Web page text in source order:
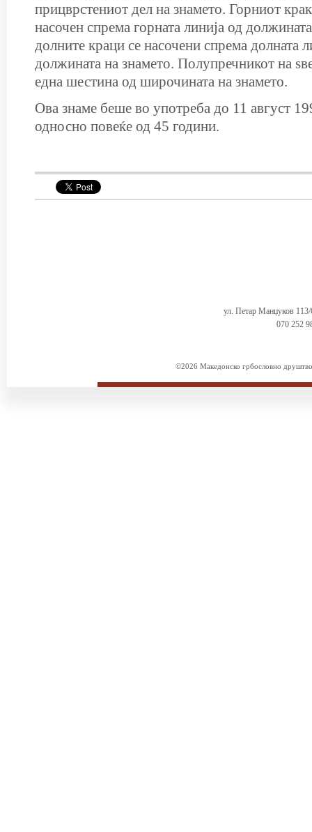
прицврстениот дел на знамето. Горниот крак
насочен спрема горната линија од
долните краци се насочени спрема долната
должината на знамето. Полупречникот на
една шестина од широчината на знамето.
Ова знаме беше во употреба до 11 август
односно повеќе од 45 години.
ул. Петар Манџуков
070 252
©2026 Македонско грбословно